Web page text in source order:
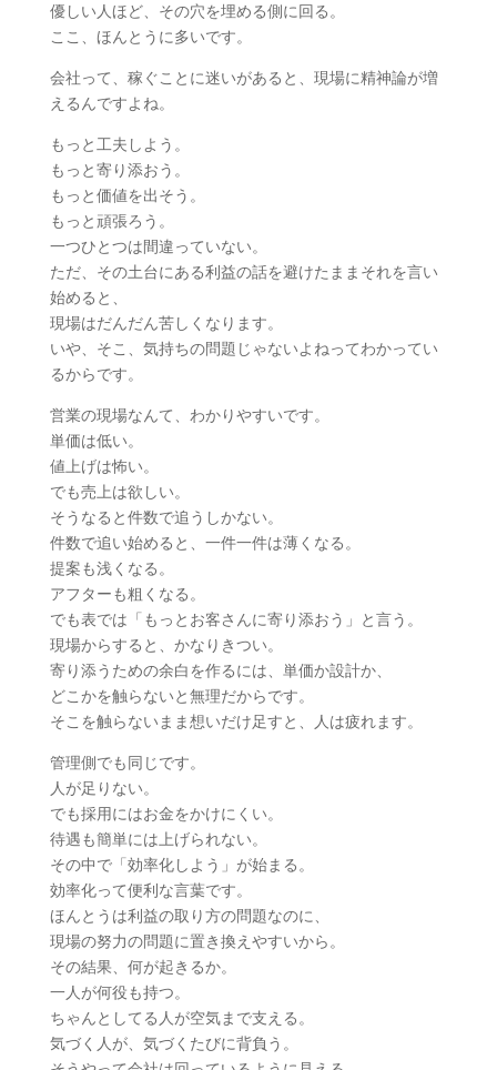
優しい人ほど、その穴を埋める側に回る。
ここ、ほんとうに多いです。
会社って、稼ぐことに迷いがあると、現場に精神論が増
えるんですよね。
もっと工夫しよう。
もっと寄り添おう。
もっと価値を出そう。
もっと頑張ろう。
一つひとつは間違っていない。
ただ、その土台にある利益の話を避けたままそれを言い
始めると、
現場はだんだん苦しくなります。
いや、そこ、気持ちの問題じゃないよねってわかってい
るからです。
営業の現場なんて、わかりやすいです。
単価は低い。
値上げは怖い。
でも売上は欲しい。
そうなると件数で追うしかない。
件数で追い始めると、一件一件は薄くなる。
提案も浅くなる。
アフターも粗くなる。
でも表では「もっとお客さんに寄り添おう」と言う。
現場からすると、かなりきつい。
寄り添うための余白を作るには、単価か設計か、
どこかを触らないと無理だからです。
そこを触らないまま想いだけ足すと、人は疲れます。
管理側でも同じです。
人が足りない。
でも採用にはお金をかけにくい。
待遇も簡単には上げられない。
その中で「効率化しよう」が始まる。
効率化って便利な言葉です。
ほんとうは利益の取り方の問題なのに、
現場の努力の問題に置き換えやすいから。
その結果、何が起きるか。
一人が何役も持つ。
ちゃんとしてる人が空気まで支える。
気づく人が、気づくたびに背負う。